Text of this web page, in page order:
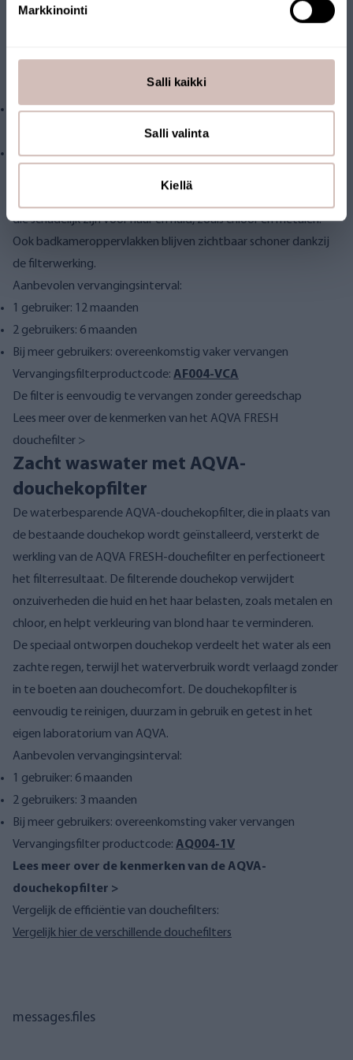
Markkinointi
Salli kaikki
Salli valinta
Kiellä
Key Flag-product, speciaal ontwikkeld voor leidingwater. De
De keuze is niet alleen doeltreffend, maar ook ecologisch:
De vervangingsfilters bevatten tot 80% minder plastic dan
vergelijkbare alternatieven.
Het frame is vrij van chroom of aluminium, materialen met een
die schadelijk zijn voor haar en huid, zoals chloor en metalen.
Ook badkameroppervlakken blijven zichtbaar schoner dankzij
de filterwerking.
Aanbevolen vervangingsinterval:
1 gebruiker: 12 maanden
2 gebruikers: 6 maanden
Bij meer gebruikers: overeenkomstig vaker vervangen
Vervangingsfilterproductcode: AF004-VCA
De filter is eenvoudig te vervangen zonder gereedschap
Lees meer over de kenmerken van het AQVA FRESH
douchefilter >
Zacht waswater met AQVA-
douchekopfilter
De waterbesparende AQVA-douchekopfilter, die in plaats van
de bestaande douchekop wordt geïnstalleerd, versterkt de
werkling van de AQVA FRESH-douchefilter en perfectioneert
het filterresultaat. De filterende douchekop verwijdert
onzuiverheden die huid en het haar belasten, zoals metalen en
chloor, en helpt verkleuring van blond haar te verminderen.
De speciaal ontworpen douchekop verdeelt het water als een
zachte regen, terwijl het waterverbruik wordt verlaagd zonder
in te boeten aan douchecomfort. De douchekopfilter is
eenvoudig te reinigen, duurzam in gebruik en getest in het
eigen laboratorium van AQVA.
Aanbevolen vervangingsinterval:
1 gebruiker: 6 maanden
2 gebruikers: 3 maanden
Bij meer gebruikers: overeenkomsting vaker vervangen
Vervangingsfilter productcode: AQ004-1V
Lees meer over de kenmerken van de AQVA-
douchekopfilter >
Vergelijk de efficiëntie van douchefilters:
Vergelijk hier de verschillende douchefilters
messages.files